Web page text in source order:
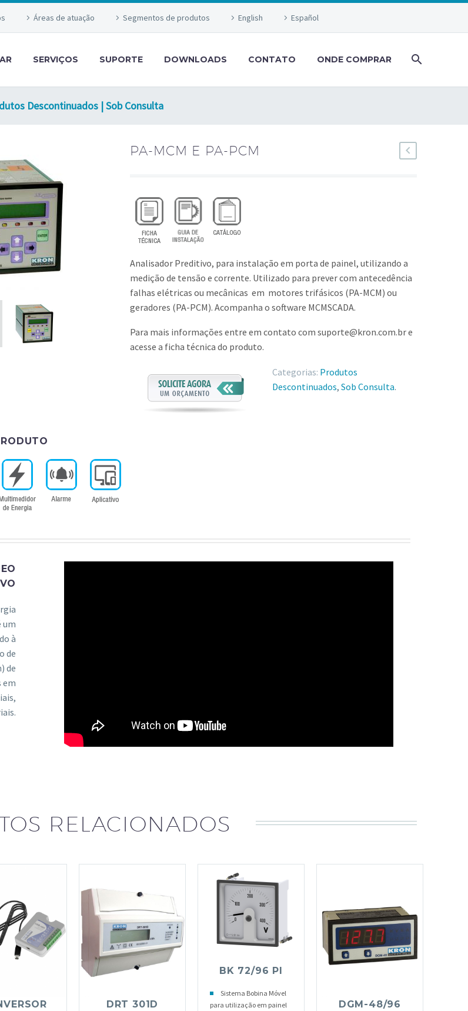
Áreas de atuação Segmentos de produtos English Español
SERVIÇOS SUPORTE DOWNLOADS CONTATO ONDE COMPRAR
Descontinuados | Sob Consulta
PA-MCM E PA-PCM
Analisador Preditivo, para instalação em porta de painel, utilizando a
medição de tensão e corrente. Utilizado para prever com antecedência
falhas elétricas ou mecânicas em motores trifásicos (PA-MCM) ou
geradores (PA-PCM). Acompanha o software MCMSCADA.
Para mais informações entre em contato com suporte@kron.com.br e
acesse a ficha técnica do produto.
Categorias: Produtos
Descontinuados,Sob Consulta.
um
à
de
de
em
RELACIONADOS
DRT 301D
BK 72/96 PI
Sistema Bobina Móvel
para utilização em painel
DGM-48/96